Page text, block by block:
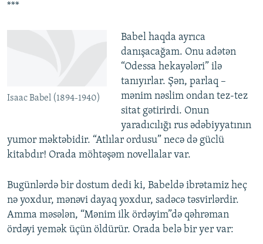
***
Isaac Babel (1894-1940)
Babel haqda ayrıca
danışacağam. Onu adətən
“Odessa hekayələri” ilə
tanıyırlar. Şən, parlaq –
mənim nəslim ondan tez-tez
sitat gətirirdi. Onun
yaradıcılığı rus ədəbiyyatının
yumor məktəbidir. “Atlılar ordusu” necə də güclü
kitabdır! Orada möhtəşəm novellalar var.
Bugünlərdə bir dostum dedi ki, Babeldə ibrətamiz heç
nə yoxdur, mənəvi dayaq yoxdur, sadəcə təsvirlərdir.
Amma məsələn, “Mənim ilk ördəyim”də qəhrəman
ördəyi yemək üçün öldürür. Orada belə bir yer var: